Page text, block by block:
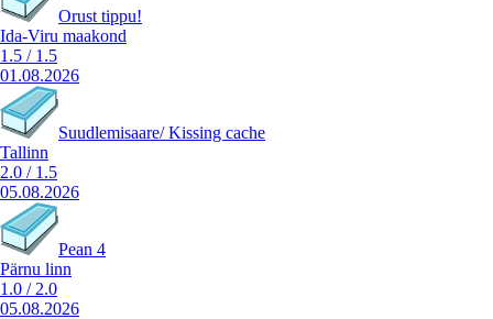
Orust tippu!
Ida-Viru maakond
1.5 / 1.5
01.08.2026
Suudlemisaare/ Kissing cache
Tallinn
2.0 / 1.5
05.08.2026
Pean 4
Pärnu linn
1.0 / 2.0
05.08.2026